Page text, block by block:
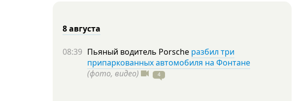
8 августа
08:39 Пьяный водитель Porsche разбил три
припаркованных автомобиля на Фонтане
(фото, видео)
4